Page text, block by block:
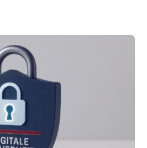
Marie Skłodowska-Curie
September werden sich
Jahren insgesamt 15
von CAVECORE mit
– also mit Robotern,
erfassen,
und häufig auch mit…